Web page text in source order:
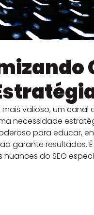
valioso, um canal
necessidade
para educar,
garante resultados.
do SEO